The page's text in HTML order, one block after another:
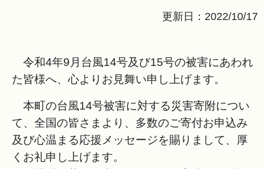
更新日：2022/10/17
令和4年9月台風14号及び15号の被害にあわれ
た皆様へ、心よりお見舞い申し上げます。
本町の台風14号被害に対する災害寄附につい
て、全国の皆さまより、多数のご寄付お申込み
及び心温まる応援メッセージを賜りまして、厚
くお礼申し上げます。